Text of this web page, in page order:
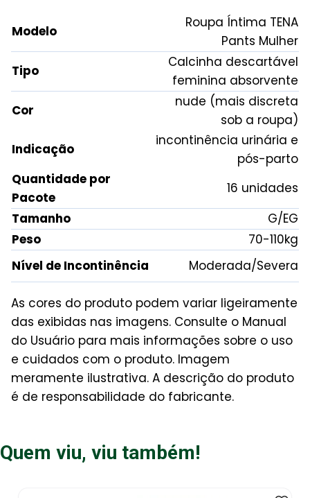
Modelo
Roupa Íntima TENA
Pants Mulher
Tipo
Calcinha descartável
feminina absorvente
Cor
nude (mais discreta
sob a roupa)
Indicação
incontinência urinária e
pós-parto
Quantidade por
Pacote
16 unidades
Tamanho
G/EG
Peso
70-110kg
Nível de Incontinência
Moderada/Severa
As cores do produto podem variar ligeiramente
das exibidas nas imagens. Consulte o Manual
do Usuário para mais informações sobre o uso
e cuidados com o produto. Imagem
meramente ilustrativa. A descrição do produto
é de responsabilidade do fabricante.
Quem viu, viu também!